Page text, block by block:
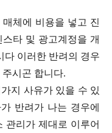
체에 비용을 넣고 진
타 및 광고계정을 개
다 이러한 반려의 경우
시곤 합니다.
지 사유가 있을 수 있
반려가 나는 경우에
관리가 제대로 이루어